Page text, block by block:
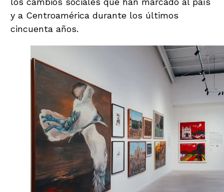
y a Centroamérica durante los últimos
cincuenta años.